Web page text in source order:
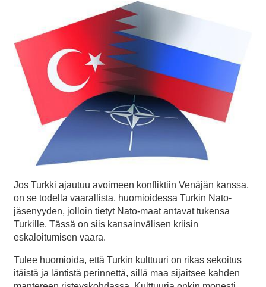
Jos Turkki ajautuu avoimeen konfliktiin Venäjän kanssa,
on se todella vaarallista, huomioidessa Turkin Nato-
jäsenyyden, jolloin tietyt Nato-maat antavat tukensa
Turkille. Tässä on siis kansainvälisen kriisin
eskaloitumisen vaara.
Tulee huomioida, että Turkin kulttuuri on rikas sekoitus
itäistä ja läntistä perinnettä, sillä maa sijaitsee kahden